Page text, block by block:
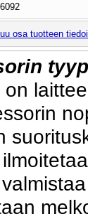
osa tuotteen